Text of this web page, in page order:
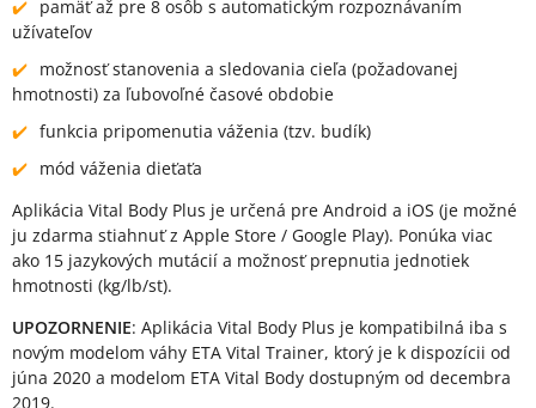
pamäť až pre 8 osôb s automatickým rozpoznávaním
užívateľov
možnosť stanovenia a sledovania cieľa (požadovanej
hmotnosti) za ľubovoľné časové obdobie
funkcia pripomenutia váženia (tzv. budík)
mód váženia dieťaťa
Aplikácia Vital Body Plus je určená pre Android a iOS (je možné
ju zdarma stiahnuť z Apple Store / Google Play). Ponúka viac
ako 15 jazykových mutácií a možnosť prepnutia jednotiek
hmotnosti (kg/lb/st).
UPOZORNENIE: Aplikácia Vital Body Plus je kompatibilná iba s
novým modelom váhy ETA Vital Trainer, ktorý je k dispozícii od
júna 2020 a modelom ETA Vital Body dostupným od decembra
2019.